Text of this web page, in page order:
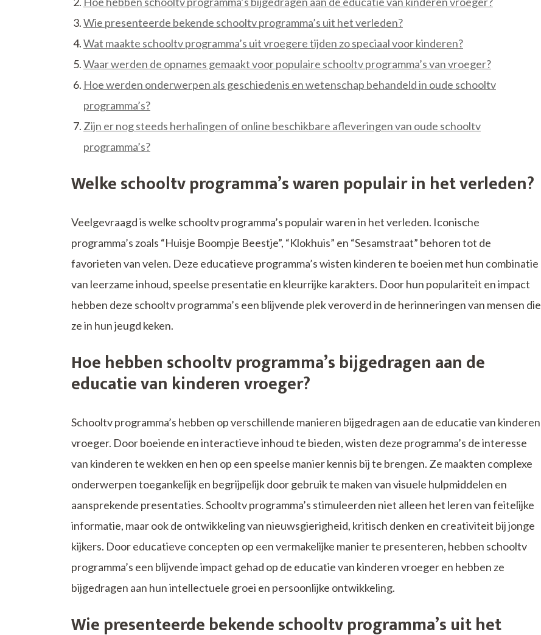
Wie presenteerde bekende schooltv programma’s uit het verleden?
Wat maakte schooltv programma’s uit vroegere tijden zo speciaal voor kinderen?
Waar werden de opnames gemaakt voor populaire schooltv programma’s van vroeger?
Hoe werden onderwerpen als geschiedenis en wetenschap behandeld in oude schooltv
programma’s?
Zijn er nog steeds herhalingen of online beschikbare afleveringen van oude schooltv
programma’s?
Welke schooltv programma’s waren populair in het verleden?
Veelgevraagd is welke schooltv programma’s populair waren in het verleden. Iconische
programma’s zoals “Huisje Boompje Beestje”, “Klokhuis” en “Sesamstraat” behoren tot de
favorieten van velen. Deze educatieve programma’s wisten kinderen te boeien met hun combinatie
van leerzame inhoud, speelse presentatie en kleurrijke karakters. Door hun populariteit en impact
hebben deze schooltv programma’s een blijvende plek veroverd in de herinneringen van mensen die
ze in hun jeugd keken.
Hoe hebben schooltv programma’s bijgedragen aan de
educatie van kinderen vroeger?
Schooltv programma’s hebben op verschillende manieren bijgedragen aan de educatie van kinderen
vroeger. Door boeiende en interactieve inhoud te bieden, wisten deze programma’s de interesse
van kinderen te wekken en hen op een speelse manier kennis bij te brengen. Ze maakten complexe
onderwerpen toegankelijk en begrijpelijk door gebruik te maken van visuele hulpmiddelen en
aansprekende presentaties. Schooltv programma’s stimuleerden niet alleen het leren van feitelijke
informatie, maar ook de ontwikkeling van nieuwsgierigheid, kritisch denken en creativiteit bij jonge
kijkers. Door educatieve concepten op een vermakelijke manier te presenteren, hebben schooltv
programma’s een blijvende impact gehad op de educatie van kinderen vroeger en hebben ze
bijgedragen aan hun intellectuele groei en persoonlijke ontwikkeling.
Wie presenteerde bekende schooltv programma’s uit het